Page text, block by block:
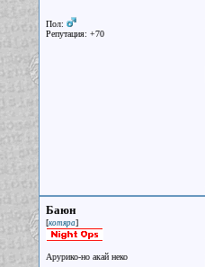
Пол:
Репутация: +70
Баюн
[котяра]
Арурико-но акай неко